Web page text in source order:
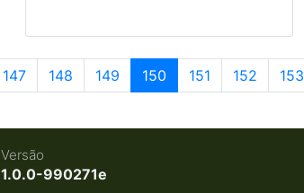
147 148 149 150 151 152 153
Versão
1.0.0-990271e